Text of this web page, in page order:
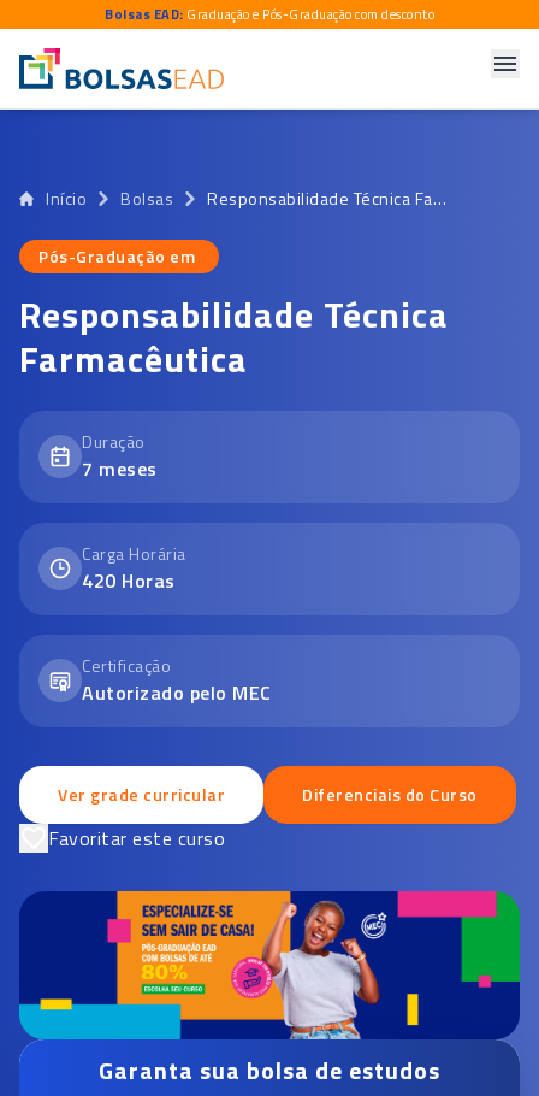
Bolsas EAD: Graduação e Pós-Graduação com desconto
Início Bolsas Responsabilidade Técnica Farmacêutica
Pós-Graduação em
Pós-Graduação em
Responsabilidade Técnica
Farmacêutica
Duração
7 meses
Carga Horária
420 Horas
Certificação
Autorizado pelo MEC
Ver grade curricular Diferenciais do Curso
Favoritar este curso
Garanta sua bolsa de estudos